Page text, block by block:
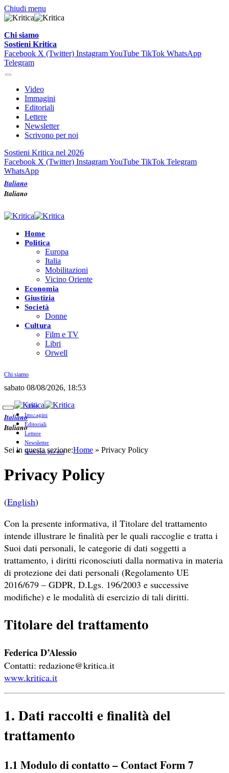
Chiudi menu
Chi siamo
Sostieni Kritica
Facebook X (Twitter) InstagramYouTube TikTok WhatsApp
Telegram
Video
Immagini
Editoriali
Lettere
Newsletter
Scrivono per noi
Sostieni Kritica nel 2026
Facebook X (Twitter) InstagramYouTube TikTok Telegram
WhatsApp
Italiano
Italiano
Home
Politica
Europa
Italia
Mobilitazioni
Vicino Oriente
Economia
Giustizia
Società
Donne
Cultura
Film e TV
Libri
Orwell
Chi siamo
sabato 08/08/2026, 18:53
Video
Immagini
Editoriali
Lettere
Newsletter
Scrivono per noi
Italiano
Italiano
Sei in questa sezione:Home » Privacy Policy
Privacy Policy
(English)
Con la presente informativa, il Titolare del trattamento
intende illustrare le finalità per le quali raccoglie e tratta i
Suoi dati personali, le categorie di dati soggetti a
trattamento, i diritti riconosciuti dalla normativa in materia
di protezione dei dati personali (Regolamento UE
2016/679 – GDPR, D.Lgs. 196/2003 e successive
modifiche) e le modalità di esercizio di tali diritti.
Titolare del trattamento
Federica D’Alessio
Contatti: redazione@kritica.it
www.kritica.it
1. Dati raccolti e finalità del
trattamento
1.1 Modulo di contatto – Contact Form 7